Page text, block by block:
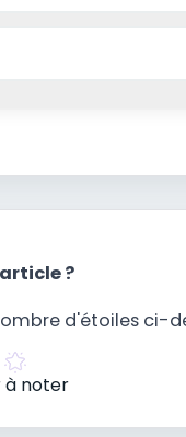
?
d'étoiles ci-
à noter